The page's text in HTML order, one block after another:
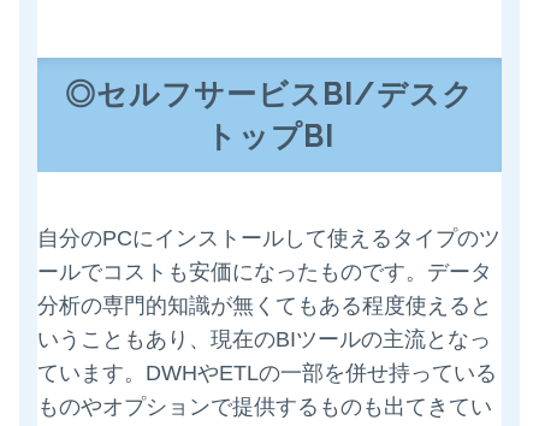
◎セルフサービスBI/デスク
トップBI
自分のPCにインストールして使えるタイプのツ
ールでコストも安価になったものです。データ
分析の専門的知識が無くてもある程度使えると
いうこともあり、現在のBIツールの主流となっ
ています。DWHやETLの一部を併せ持っている
ものやオプションで提供するものも出てきてい